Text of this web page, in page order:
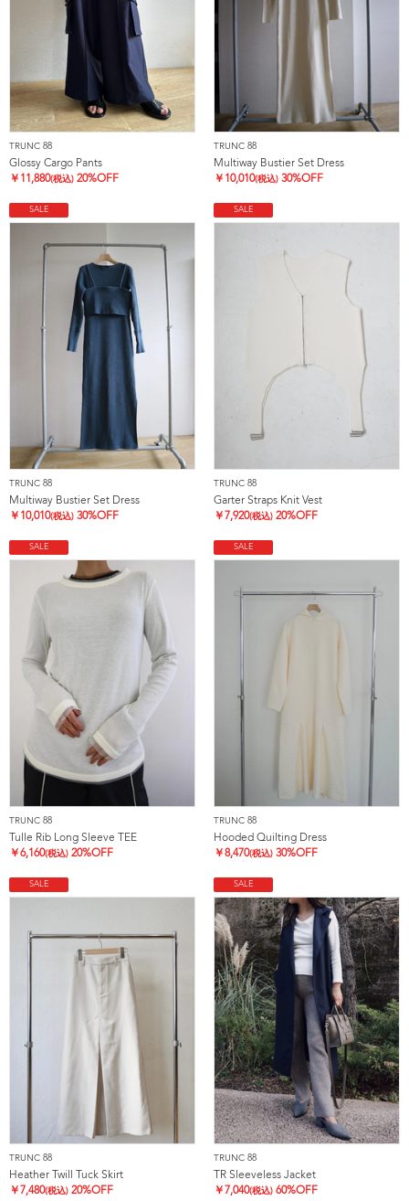
TRUNC 88
Glossy Cargo Pants
￥ 11,880(税込) 20%OFF
TRUNC 88
Multiway Bustier Set Dress
￥ 10,010(税込) 30%OFF
SALE
TRUNC 88
Multiway Bustier Set Dress
￥ 10,010(税込) 30%OFF
SALE
TRUNC 88
Garter Straps Knit Vest
￥ 7,920(税込) 20%OFF
SALE
TRUNC 88
Tulle Rib Long Sleeve TEE
￥6,160(税込) 20%OFF
SALE
TRUNC 88
Hooded Quilting Dress
￥8,470(税込) 30%OFF
SALE
TRUNC 88
Heather Twill Tuck Skirt
￥ 7,480(税込) 20%OFF
SALE
TRUNC 88
TR Sleeveless Jacket
￥ 7,040(税込) 60%OFF